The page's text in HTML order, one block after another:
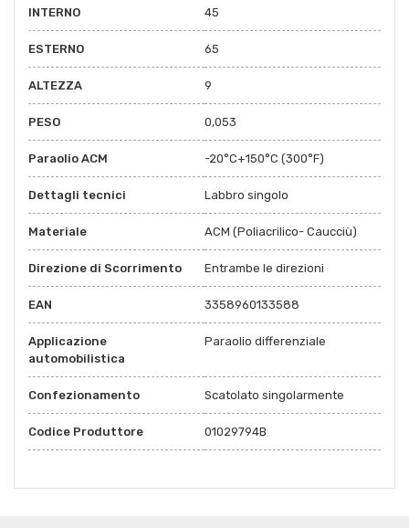
INTERNO 45
ESTERNO 65
ALTEZZA 9
PESO 0,053
Paraolio ACM -20°C+150°C (300°F)
Dettagli tecnici Labbro singolo
Materiale ACM (Poliacrilico- Caucciù)
Direzione di Scorrimento Entrambe le direzioni
EAN 3358960133588
Applicazione
automobilistica
Paraolio differenziale
Confezionamento Scatolato singolarmente
Codice Produttore 01029794B